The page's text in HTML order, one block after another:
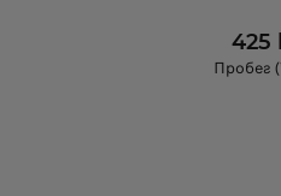
425
Пробег